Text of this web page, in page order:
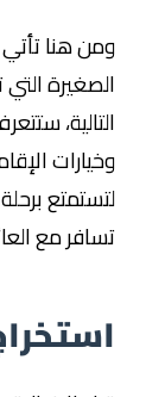
ومن هنا
الصغيرة
التالية،
وخيارات
لتستمتع
تسافر مع